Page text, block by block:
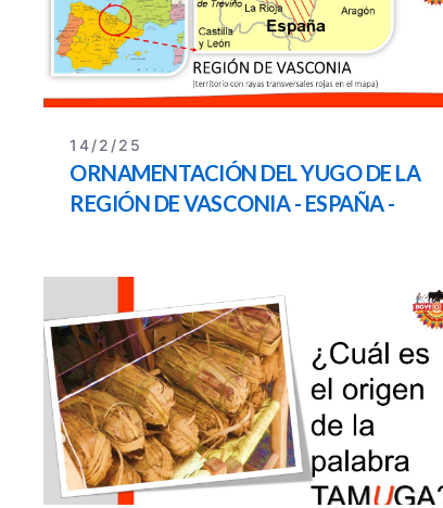
14/2/25
ORNAMENTACIÓN DEL YUGO DE LA
REGIÓN DE VASCONIA - ESPAÑA -